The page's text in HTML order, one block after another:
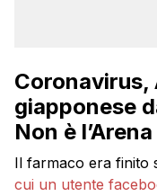
Coronavirus,
giapponese
Non è l’Arena
Il farmaco era finito
cui un utente